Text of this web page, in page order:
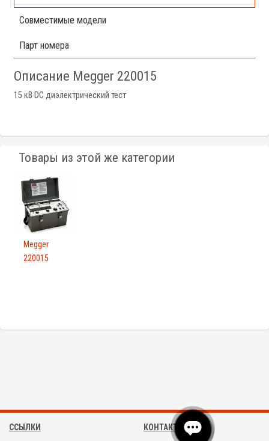
Совместимые модели
Парт номера
Описание Megger 220015
15 кВ DC диэлектрический тест
Товары из этой же категории
Megger
220015
ССЫЛКИ КОНТАКТЫ